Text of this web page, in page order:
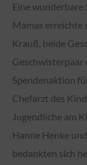
Eine wunderbare
Mamas erreichte
Krauß, beide
Geschwisterpaar
Spendenaktion
Chefarzt des
Jugendliche am
Hanne Henke
bedankten sich